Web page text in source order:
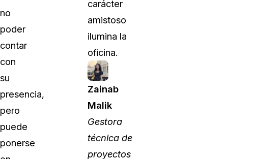
no
poder
contar
con
su
presencia,
pero
puede
ponerse
carácter
amistoso
ilumina la
oficina.
Zainab
Malik
Gestora
técnica de
proyectos